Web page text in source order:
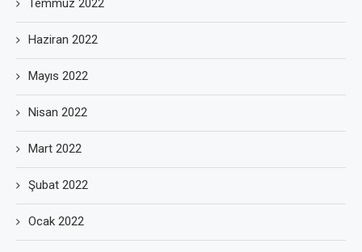
Temmuz 2022
Haziran 2022
Mayıs 2022
Nisan 2022
Mart 2022
Şubat 2022
Ocak 2022